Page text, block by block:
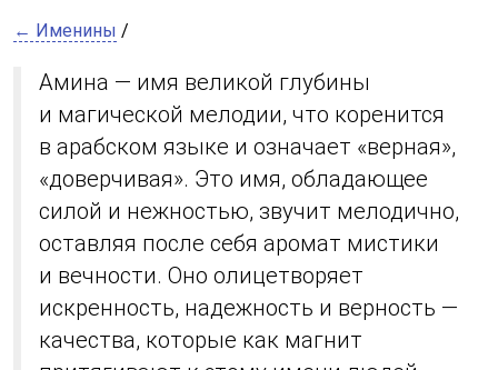
← Именины /
Амина — имя великой глубины
и магической мелодии, что коренится
в арабском языке и означает «верная»,
«доверчивая». Это имя, обладающее
силой и нежностью, звучит мелодично,
оставляя после себя аромат мистики
и вечности. Оно олицетворяет
искренность, надежность и верность —
качества, которые как магнит